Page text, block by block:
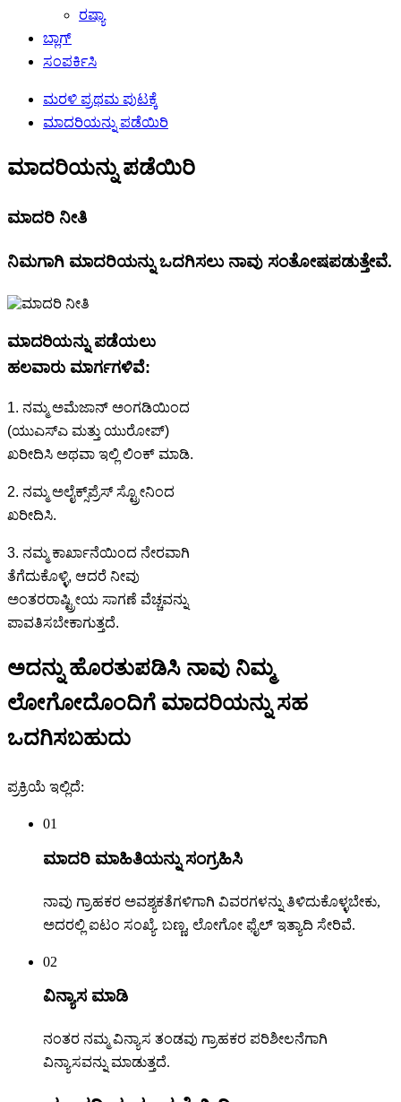
ರಷ್ಯಾ
ಬ್ಲಾಗ್
ಸಂಪರ್ಕಿಸಿ
ಮರಳಿ ಪ್ರಥಮ ಪುಟಕ್ಕೆ
ಮಾದರಿಯನ್ನು ಪಡೆಯಿರಿ
ಮಾದರಿಯನ್ನು ಪಡೆಯಿರಿ
ಮಾದರಿ ನೀತಿ
ನಿಮಗಾಗಿ ಮಾದರಿಯನ್ನು ಒದಗಿಸಲು ನಾವು ಸಂತೋಷಪಡುತ್ತೇವೆ.
ಮಾದರಿಯನ್ನು ಪಡೆಯಲು
ಹಲವಾರು ಮಾರ್ಗಗಳಿವೆ:
1. ನಮ್ಮ ಅಮೆಜಾನ್ ಅಂಗಡಿಯಿಂದ
(ಯುಎಸ್ಎ ಮತ್ತು ಯುರೋಪ್)
ಖರೀದಿಸಿ ಅಥವಾ ಇಲ್ಲಿ ಲಿಂಕ್ ಮಾಡಿ.
2. ನಮ್ಮ ಅಲೈಕ್ಸ್‌ಪ್ರೆಸ್ ಸ್ಟ್ರೋನಿಂದ
ಖರೀದಿಸಿ.
3. ನಮ್ಮ ಕಾರ್ಖಾನೆಯಿಂದ ನೇರವಾಗಿ
ತೆಗೆದುಕೊಳ್ಳಿ, ಆದರೆ ನೀವು
ಅಂತರರಾಷ್ಟ್ರೀಯ ಸಾಗಣೆ ವೆಚ್ಚವನ್ನು
ಪಾವತಿಸಬೇಕಾಗುತ್ತದೆ.
ಅದನ್ನು ಹೊರತುಪಡಿಸಿ ನಾವು ನಿಮ್ಮ
ಲೋಗೋದೊಂದಿಗೆ ಮಾದರಿಯನ್ನು ಸಹ
ಒದಗಿಸಬಹುದು
ಪ್ರಕ್ರಿಯೆ ಇಲ್ಲಿದೆ:
01
ಮಾದರಿ ಮಾಹಿತಿಯನ್ನು ಸಂಗ್ರಹಿಸಿ
ನಾವು ಗ್ರಾಹಕರ ಅವಶ್ಯಕತೆಗಳಿಗಾಗಿ ವಿವರಗಳನ್ನು ತಿಳಿದುಕೊಳ್ಳಬೇಕು,
ಅದರಲ್ಲಿ ಐಟಂ ಸಂಖ್ಯೆ. ಬಣ್ಣ, ಲೋಗೋ ಫೈಲ್ ಇತ್ಯಾದಿ ಸೇರಿವೆ.
02
ವಿನ್ಯಾಸ ಮಾಡಿ
ನಂತರ ನಮ್ಮ ವಿನ್ಯಾಸ ತಂಡವು ಗ್ರಾಹಕರ ಪರಿಶೀಲನೆಗಾಗಿ
ವಿನ್ಯಾಸವನ್ನು ಮಾಡುತ್ತದೆ.